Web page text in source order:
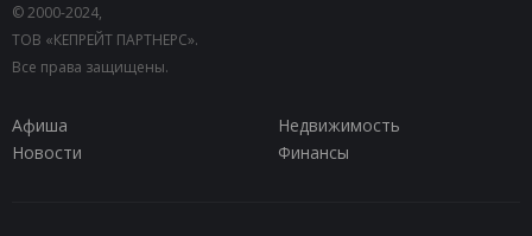
© 2000-2024,
ТОВ «КЕПРЕЙТ ПАРТНЕРС».
Все права защищены.
Афиша
Недвижимость
Новости
Финансы